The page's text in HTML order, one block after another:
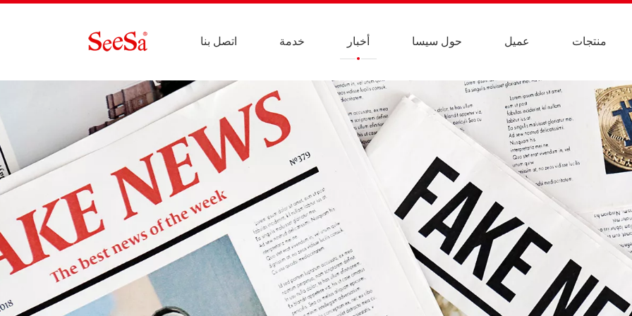
اتصل بنا خدمة أخبار حول سيسا عميل منتجات